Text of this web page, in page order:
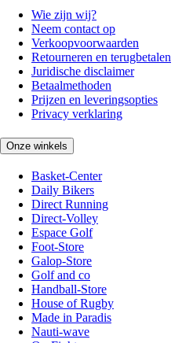
Wie zijn wij?
Neem contact op
Verkoopvoorwaarden
Retourneren en terugbetalen
Juridische disclaimer
Betaalmethoden
Prijzen en leveringsopties
Privacy verklaring
Onze winkels
Basket-Center
Daily Bikers
Direct Running
Direct-Volley
Espace Golf
Foot-Store
Galop-Store
Golf and co
Handball-Store
House of Rugby
Made in Paradis
Nauti-wave